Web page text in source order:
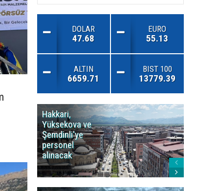
DOLAR
47.68
EURO
55.13
ALTIN
6659.71
BIST 100
13779.39
Hakkari,
Yüksekova ve
Şemdinli'ye
personel
alınacak